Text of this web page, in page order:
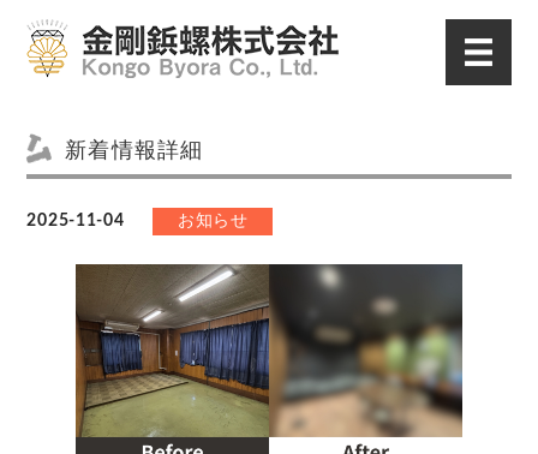
新着情報詳細
2025-11-04 お知らせ